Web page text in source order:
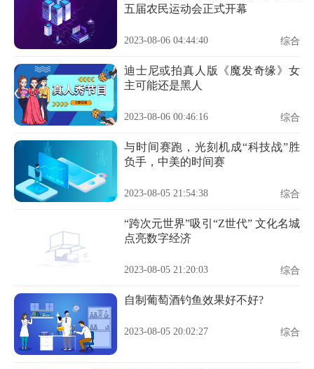
五届农民运动会正式开幕
2023-08-06 04:44:40 综合
迪士尼或拍真人版《魔发奇缘》女
主可能还是黑人
2023-08-06 00:46:16 综合
与时间赛跑，光刻机成“科技战”胜
负手，中美的时间赛
2023-08-05 21:54:38 综合
“跨次元世界”吸引“Z世代” 文化名城
点亮数字经济
2023-08-05 21:20:03 综合
自制葡萄酒钓鱼效果好不好?
2023-08-05 20:02:27 综合